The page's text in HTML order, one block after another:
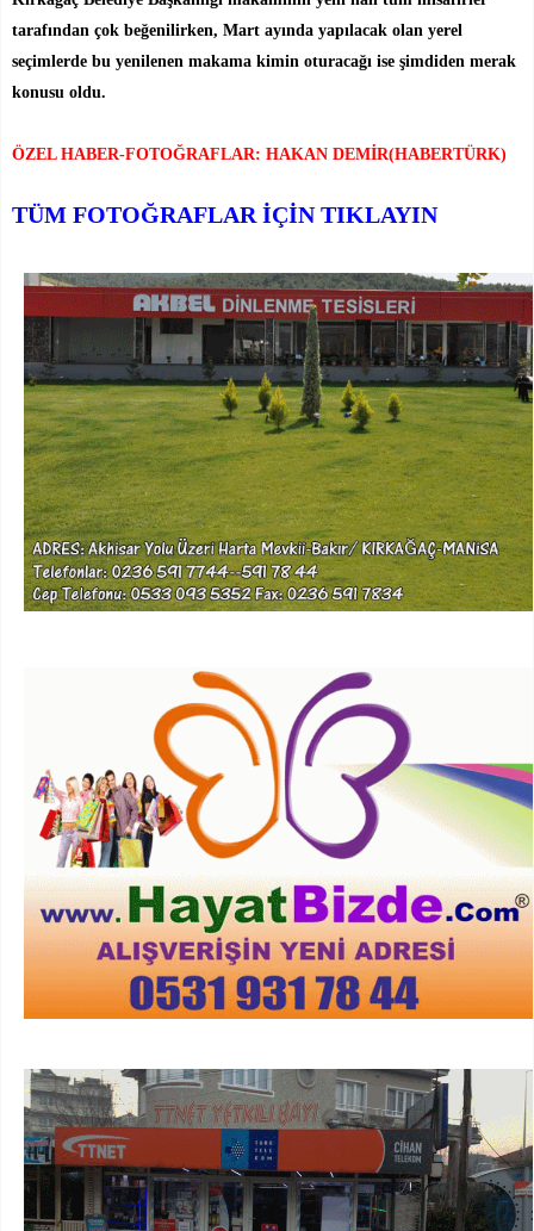
tarafından çok beğenilirken, Mart ayında yapılacak olan yerel
seçimlerde bu yenilenen makama kimin oturacağı ise şimdiden merak
konusu oldu.
ÖZEL HABER-FOTOĞRAFLAR: HAKAN DEMİR(HABERTÜRK)
TÜM FOTOĞRAFLAR İÇİN TIKLAYIN